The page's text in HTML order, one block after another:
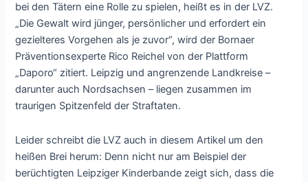
bei den Tätern eine Rolle zu spielen, heißt es in der LVZ.
„Die Gewalt wird jünger, persönlicher und erfordert ein
gezielteres Vorgehen als je zuvor“, wird der Bornaer
Präventionsexperte Rico Reichel von der Plattform
„Daporo“ zitiert. Leipzig und angrenzende Landkreise –
darunter auch Nordsachsen – liegen zusammen im
traurigen Spitzenfeld der Straftaten.
Leider schreibt die LVZ auch in diesem Artikel um den
heißen Brei herum: Denn nicht nur am Beispiel der
berüchtigten Leipziger Kinderbande zeigt sich, dass die